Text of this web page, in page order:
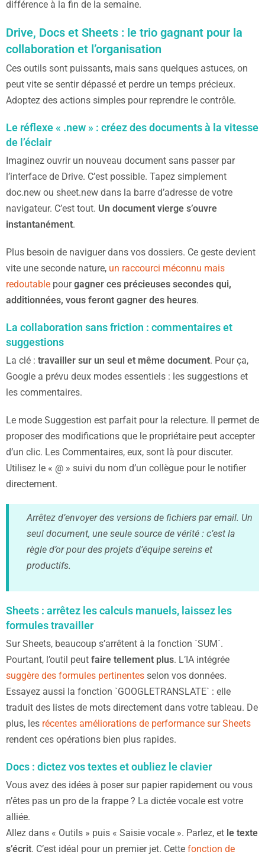
différence à la fin de la semaine.
Drive, Docs et Sheets : le trio gagnant pour la
collaboration et l’organisation
Ces outils sont puissants, mais sans quelques astuces, on
peut vite se sentir dépassé et perdre un temps précieux.
Adoptez des actions simples pour reprendre le contrôle.
Le réflexe « .new » : créez des documents à la vitesse
de l’éclair
Imaginez ouvrir un nouveau document sans passer par
l’interface de Drive. C’est possible. Tapez simplement
doc.new ou sheet.new dans la barre d’adresse de votre
navigateur. C’est tout. Un document vierge s’ouvre
instantanément.
Plus besoin de naviguer dans vos dossiers. Ce geste devient
vite une seconde nature, un raccourci méconnu mais
redoutable pourgagner ces précieuses secondes qui,
additionnées, vous feront gagner des heures.
La collaboration sans friction : commentaires et
suggestions
La clé : travailler sur un seul et même document. Pour ça,
Google a prévu deux modes essentiels : les suggestions et
les commentaires.
Le mode Suggestion est parfait pour la relecture. Il permet de
proposer des modifications que le propriétaire peut accepter
d’un clic. Les Commentaires, eux, sont là pour discuter.
Utilisez le « @ » suivi du nom d’un collègue pour le notifier
directement.
Arrêtez d’envoyer des versions de fichiers par email. Un
seul document, une seule source de vérité : c’est la
règle d’or pour des projets d’équipe sereins et
productifs.
Sheets : arrêtez les calculs manuels, laissez les
formules travailler
Sur Sheets, beaucoup s’arrêtent à la fonction `SUM`.
Pourtant, l’outil peut faire tellement plus. L’IA intégrée
suggère des formules pertinentes selon vos données.
Essayez aussi la fonction `GOOGLETRANSLATE` : elle
traduit des listes de mots directement dans votre tableau. De
plus, les récentes améliorations de performance sur Sheets
rendent ces opérations bien plus rapides.
Docs : dictez vos textes et oubliez le clavier
Vous avez des idées à poser sur papier rapidement ou vous
n’êtes pas un pro de la frappe ? La dictée vocale est votre
alliée.
Allez dans « Outils » puis « Saisie vocale ». Parlez, et le texte
s’écrit. C’est idéal pour un premier jet. Cette fonction de